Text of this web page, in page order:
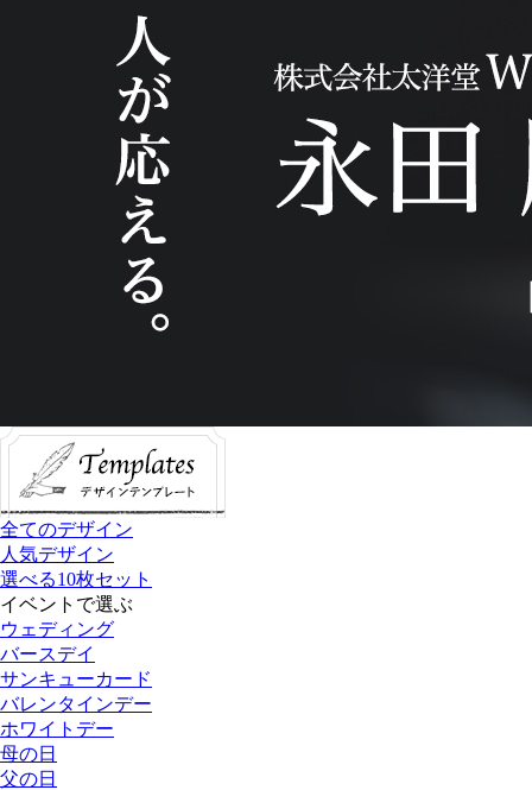
全てのデザイン
人気デザイン
選べる10枚セット
イベントで選ぶ
ウェディング
バースデイ
サンキューカード
バレンタインデー
ホワイトデー
母の日
父の日